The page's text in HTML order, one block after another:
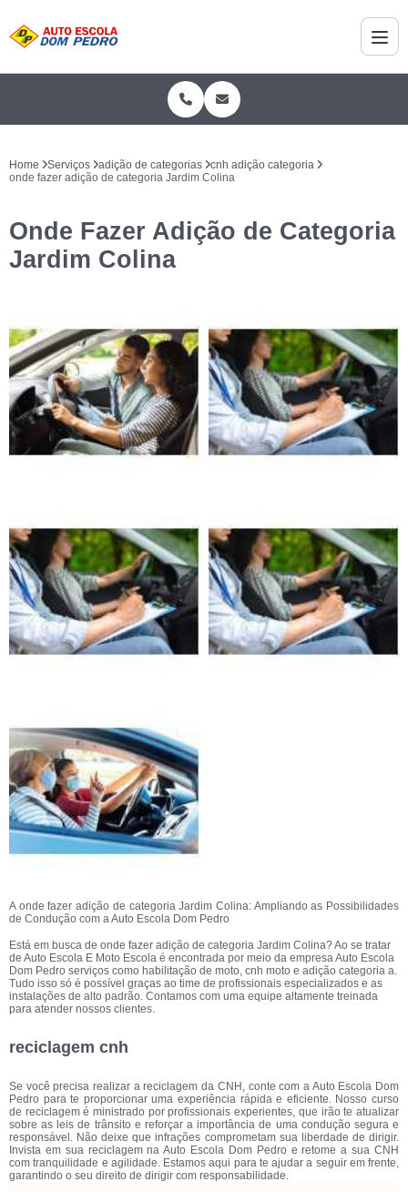
Home Serviços adição de categorias
cnh adição categoria
onde fazer adição de categoria Jardim Colina
Onde Fazer Adição de Categoria
Jardim Colina
A onde fazer adição de categoria Jardim Colina: Ampliando as Possibilidades
de Condução com a Auto Escola Dom Pedro
Está em busca de onde fazer adição de categoria Jardim Colina? Ao se tratar
de Auto Escola E Moto Escola é encontrada por meio da empresa Auto Escola
Dom Pedro serviços como habilitação de moto, cnh moto e adição categoria a.
Tudo isso só é possível graças ao time de profissionais especializados e as
instalações de alto padrão. Contamos com uma equipe altamente treinada
para atender nossos clientes.
reciclagem cnh
Se você precisa realizar a reciclagem da CNH, conte com a Auto Escola Dom
Pedro para te proporcionar uma experiência rápida e eficiente. Nosso curso
de reciclagem é ministrado por profissionais experientes, que irão te atualizar
sobre as leis de trânsito e reforçar a importância de uma condução segura e
responsável. Não deixe que infrações comprometam sua liberdade de dirigir.
Invista em sua reciclagem na Auto Escola Dom Pedro e retome a sua CNH
com tranquilidade e agilidade. Estamos aqui para te ajudar a seguir em frente,
garantindo o seu direito de dirigir com responsabilidade.